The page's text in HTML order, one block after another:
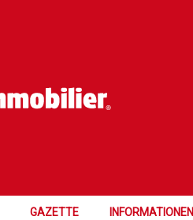
GAZETTE INFORMATIONEN